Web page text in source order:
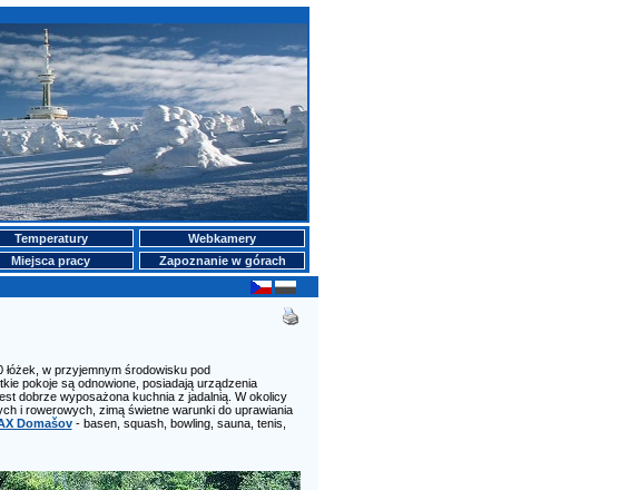
Temperatury
Webkamery
Miejsca pracy
Zapoznanie w górach
w przyjemnym środowisku pod
pokoje są odnowione, posiadają urządzenia
dobrze wyposażona kuchnia z jadalnią. W okolicy
i rowerowych, zimą świetne warunki do uprawiania
Domašov- basen, squash, bowling, sauna, tenis,